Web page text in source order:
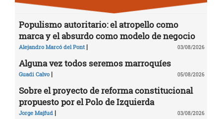
Populismo autoritario: el atropello como
marca y el absurdo como modelo de negocio
Alejandro Marcó del Pont | 03/08/2026
Alguna vez todos seremos marroquíes
Guadi Calvo | 05/08/2026
Sobre el proyecto de reforma constitucional
propuesto por el Polo de Izquierda
Jorge Majfud | 03/08/2026